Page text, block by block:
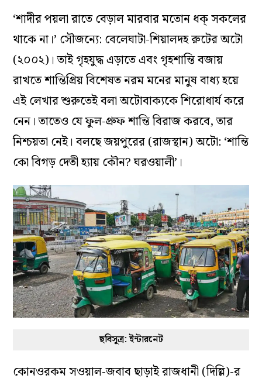
‘শাদীর পয়লা রাতে বেড়াল মারবার মতোন ধক্ সকলের
থাকে না।’ সৌজন্যে: বেলেঘাটা-শিয়ালদহ রুটের অটো
(২০০২)। তাই গৃহযুদ্ধ এড়াতে এবং গৃহশান্তি বজায়
রাখতে শান্তিপ্রিয় বিশেষত নরম মনের মানুষ বাধ্য হয়ে
এই লেখার শুরুতেই বলা অটোবাক‌্যকে শিরোধার্য করে
নেন। তাতেও যে ফুল-প্রুফ শান্তি বিরাজ করবে, তার
নিশ্চয়তা নেই। বলছে জয়পুরের (রাজস্থান) অটো: ‘শান্তি
কো বিগড় দেতী হ্যায় কৌন? ঘরওয়ালী’।
ছবিসূত্র: ইন্টারনেট
কোনওরকম সওয়াল-জবাব ছাড়াই রাজধানী (দিল্লি)-র